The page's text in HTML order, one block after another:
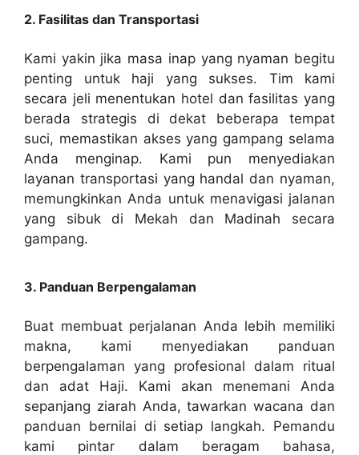
2. Fasilitas dan Transportasi
Kami yakin jika masa inap yang nyaman begitu
penting untuk haji yang sukses. Tim kami
secara jeli menentukan hotel dan fasilitas yang
berada strategis di dekat beberapa tempat
suci, memastikan akses yang gampang selama
Anda menginap. Kami pun menyediakan
layanan transportasi yang handal dan nyaman,
memungkinkan Anda untuk menavigasi jalanan
yang sibuk di Mekah dan Madinah secara
gampang.
3. Panduan Berpengalaman
Buat membuat perjalanan Anda lebih memiliki
makna, kami menyediakan panduan
berpengalaman yang profesional dalam ritual
dan adat Haji. Kami akan menemani Anda
sepanjang ziarah Anda, tawarkan wacana dan
panduan bernilai di setiap langkah. Pemandu
kami pintar dalam beragam bahasa,